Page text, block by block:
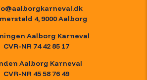
4, 9000 Aalborg
Aalborg Karneval
CVR-NR 74 42 85 17
Aalborg Karneval
CVR-NR 45 58 76 49